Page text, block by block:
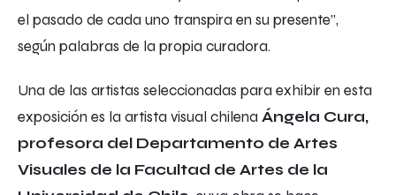
el pasado de cada uno transpira en su presente”,
según palabras de la propia curadora.
Una de las artistas seleccionadas para exhibir en esta
exposición es la artista visual chilena Ángela Cura,
profesora del Departamento de Artes
Visuales de la Facultad de Artes de la